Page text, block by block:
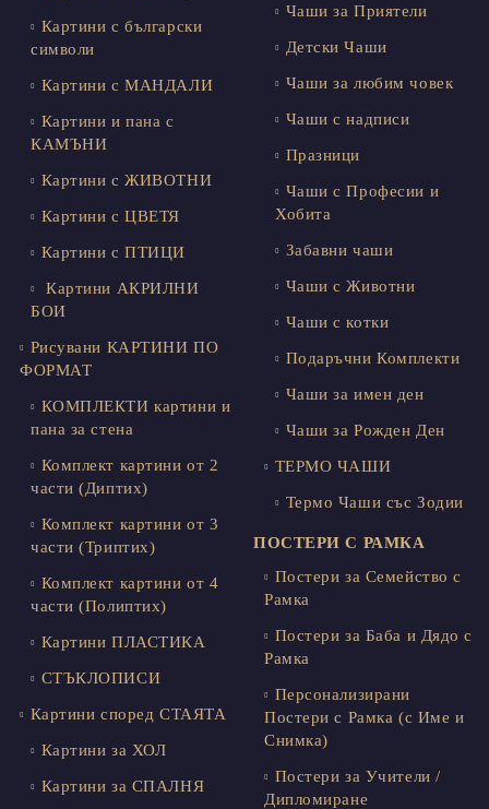
Картини с български
символи
Картини с МАНДАЛИ
Картини и пана с
КАМЪНИ
Картини с ЖИВОТНИ
Картини с ЦВЕТЯ
Картини с ПТИЦИ
Картини АКРИЛНИ
БОИ
Рисувани КАРТИНИ ПО
ФОРМАТ
КОМПЛЕКТИ картини и
пана за стена
Комплект картини от 2
части (Диптих)
Комплект картини от 3
части (Триптих)
Комплект картини от 4
части (Полиптих)
Картини ПЛАСТИКА
СТЪКЛОПИСИ
Картини според СТАЯТА
Картини за ХОЛ
Картини за СПАЛНЯ
Чаши за Приятели
Детски Чаши
Чаши за любим човек
Чаши с надписи
Празници
Чаши с Професии и
Хобита
Забавни чаши
Чаши с Животни
Чаши с котки
Подаръчни Комплекти
Чаши за имен ден
Чаши за Рожден Ден
ТЕРМО ЧАШИ
Термо Чаши със Зодии
ПОСТЕРИ С РАМКА
Постери за Семейство с
Рамка
Постери за Баба и Дядо с
Рамка
Персонализирани
Постери с Рамка (с Име и
Снимка)
Постери за Учители /
Дипломиране